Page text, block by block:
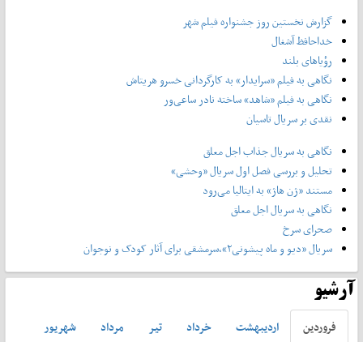
گزارش نخستین روز جشنواره فیلم شهر
خداحافظ آشغال
رؤیاهای بلند
نگاهی به فیلم «سرایدار» به کارگردانی خسرو هریتاش
نگاهی به فیلم «شاهد» ساخته نادر ساعی‌ور
نقدی بر سریال تاسیان
نگاهی به سریال جذاب اجل معلق
تحلیل و بررسی فصل اول سریال «وحشی»
مستند «ژن هاژ» به ایتالیا می‌رود
نگاهی به سریال اجل معلق
صحرای سرخ
سریال «دیو و ماه پیشونی۲»،سرمشقی برای آثار کودک و نوجوان
آرشیو
فروردين ارديبهشت خرداد تير مرداد
شهريور